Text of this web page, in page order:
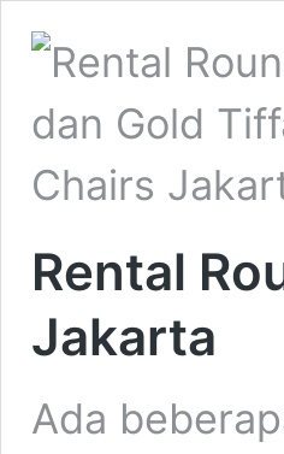
Rental
Jakarta
Ada